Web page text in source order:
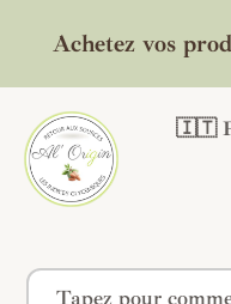
Achetez vos
🇮🇹